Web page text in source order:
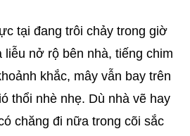
tại đang trôi chảy trong giờ
liễu nở rộ bên nhà, tiếng chim
khắc, mây vẫn bay trên
thổi nhè nhẹ. Dù nhà vẽ hay
chăng đi nữa trong cõi sắc